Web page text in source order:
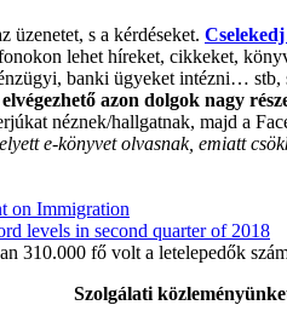
üzenetet, s a kérdéseket.
lehet híreket, cikkeket,
banki ügyeket intézni… stb,
elvégezhető azon dolgok nagy
néznek/hallgatnak, majd a
e-könyvet olvasnak, emiatt
on Immigration
levels in second quarter of 2018
310.000 fő volt a letelepedők
Szolgálati